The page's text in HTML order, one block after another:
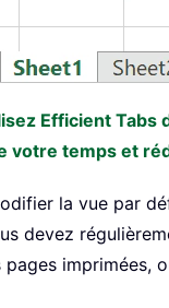
Efficient Tabs
votre temps et
la vue par
devez
pages imprimées,